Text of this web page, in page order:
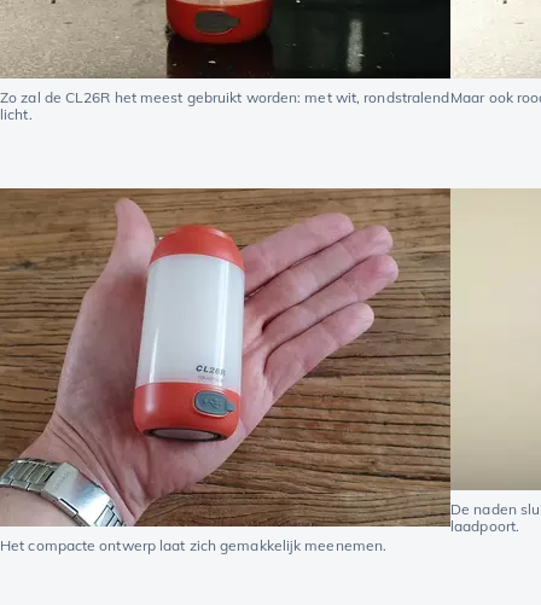
Zo zal de CL26R het meest gebruikt worden: met wit, rondstralend
licht.
Maar ook
Het compacte ontwerp laat zich gemakkelijk meenemen.
De naden
laadpoort.